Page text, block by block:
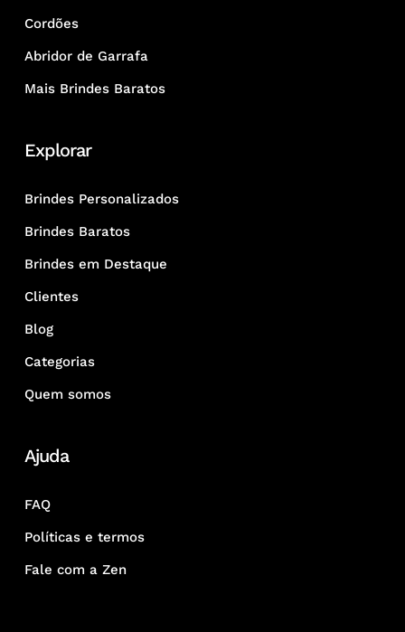
Cordões
Abridor de Garrafa
Mais Brindes Baratos
Explorar
Brindes Personalizados
Brindes Baratos
Brindes em Destaque
Clientes
Blog
Categorias
Quem somos
Ajuda
FAQ
Políticas e termos
Fale com a Zen